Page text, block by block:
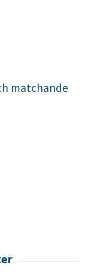
matchande